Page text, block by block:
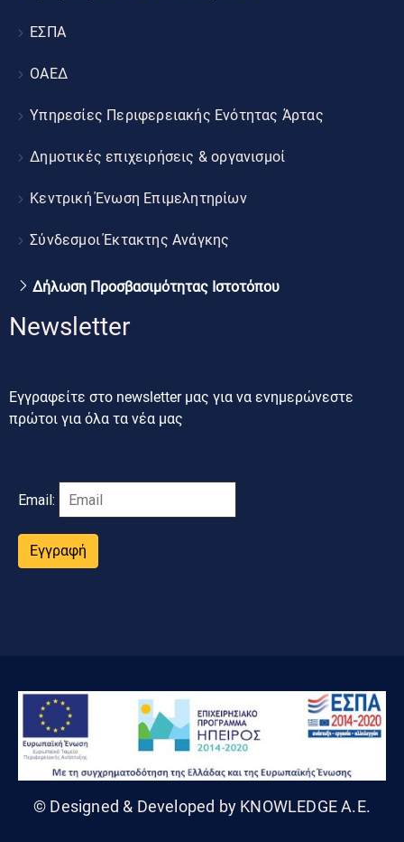
ΕΣΠΑ
ΟΑΕΔ
Υπηρεσίες Περιφερειακής Ενότητας Άρτας
Δημοτικές επιχειρήσεις & οργανισμοί
Κεντρική Ένωση Επιμελητηρίων
Σύνδεσμοι Έκτακτης Ανάγκης
Δήλωση Προσβασιμότητας Ιστοτόπου
Newsletter
Εγγραφείτε στο newsletter μας για να ενημερώνεστε
πρώτοι για όλα τα νέα μας
Email:
Εγγραφή
© Designed & Developed by KNOWLEDGE A.E.